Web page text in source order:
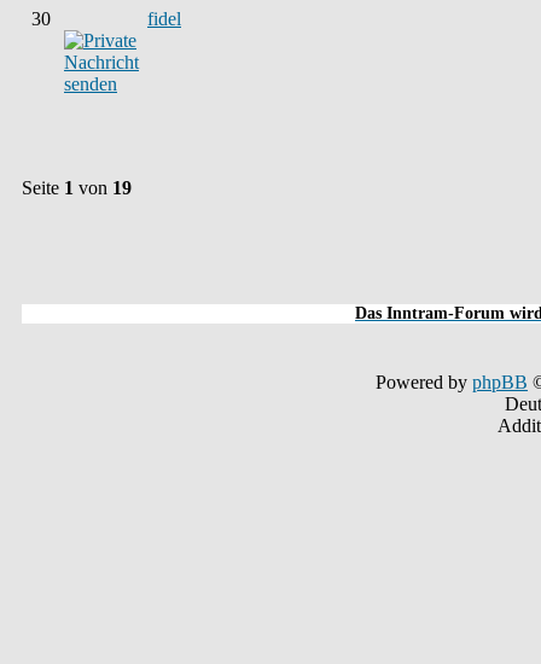
30 fidel
Seite 1 von 19
Das Inntram-Forum
Powered by phpBB